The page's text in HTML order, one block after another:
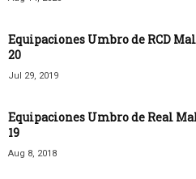
Equipaciones Umbro de RCD
20
Jul 29, 2019
Equipaciones Umbro de Real
19
Aug 8, 2018